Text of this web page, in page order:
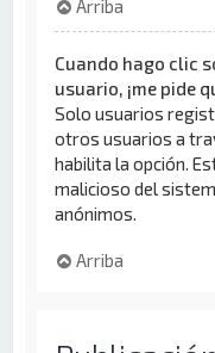
Arriba
Cuando hago clic
usuario, ¡me pide
Solo usuarios
otros usuarios a
habilita la opción.
malicioso del
anónimos.
Arriba